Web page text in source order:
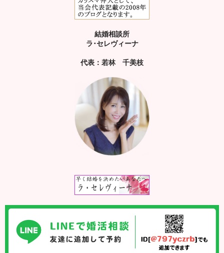
結婚相談所
ラ･セレヴィーナ
代表：若林 千美枝